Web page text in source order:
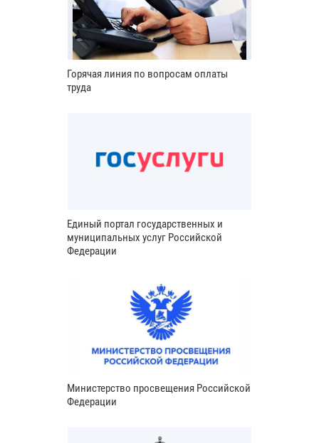
Горячая линия по вопросам оплаты
труда
Единый портал государственных и
муниципальных услуг Российской
Федерации
Министерство просвещения Российской
Федерации